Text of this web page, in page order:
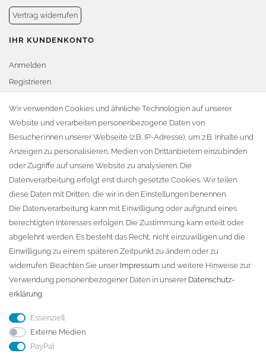
Vertrag widerrufen
IHR KUNDENKONTO
Anmelden
Registrieren
Warenkorb
Zur Kasse
KONTAKT
Fa. Steffen Jost
Söbrigener Weg 50
D-01796 Pirna
Telefon:+49 (0)3501 507295
info@dach-teufel.de
Wir verwenden Cookies und ähnliche Technologien auf unserer
Website und verarbeiten personenbezogene Daten von
Besucher:innen unserer Webseite (z.B. IP-Adresse), um z.B. Inhalte und
Anzeigen zu personalisieren, Medien von Drittanbietern einzubinden
oder Zugriffe auf unsere Website zu analysieren. Die
Datenverarbeitung erfolgt erst durch gesetzte Cookies. Wir teilen
diese Daten mit Dritten, die wir in den Einstellungen benennen.
Die Datenverarbeitung kann mit Einwilligung oder aufgrund eines
berechtigten Interesses erfolgen. Die Zustimmung kann erteilt oder
abgelehnt werden. Es besteht das Recht, nicht einzuwilligen und die
Einwilligung zu einem späteren Zeitpunkt zu ändern oder zu
widerrufen. Beachten Sie unser Impressum und weitere Hinweise zur
Verwendung personenbezogener Daten in unserer Daten­schutz­
erklärung.
Essenziell
Externe Medien
PayPal